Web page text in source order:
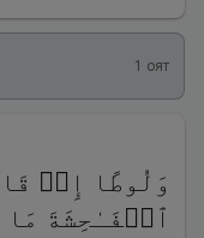
1 оят
وَلُوطًا إِذۡ
ٱلۡفَـٰحِشَةَ